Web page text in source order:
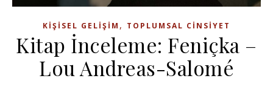
KIŞISEL GELIŞIM , TOPLUMSAL CINSIYET
Kitap İnceleme: Feniçka –
Lou Andreas-Salomé